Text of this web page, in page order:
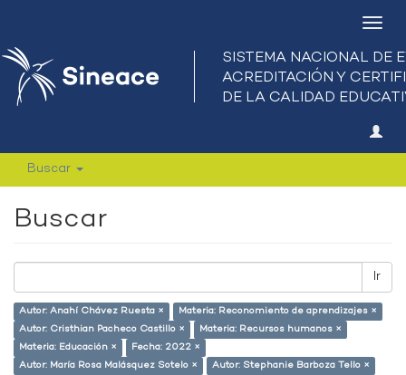
Buscar
Buscar
Ir
Autor: Anahí Chávez Ruesta ×
Materia: Reconomiento de aprendizajes ×
Autor: Cristhian Pacheco Castillo ×
Materia: Recursos humanos ×
Materia: Educación ×
Fecha: 2022 ×
Autor: María Rosa Malásquez Sotelo ×
Autor: Stephanie Barboza Tello ×